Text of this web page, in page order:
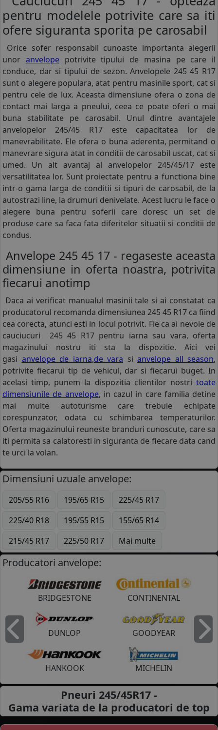
pentru modelele potrivite care sa iti
ofere siguranta sporita pe carosabil
Orice sofer responsabil cunoaste importanta alegerii
unor anvelopepotrivite tipului de masina pe care il
conduce, dar si tipului de sezon. Anvelopele 245 45 R17
sunt o alegere populara, atat pentru masinile sport, cat si
pentru cele de lux. Aceasta dimensiune ofera o zona de
contact mai larga a pneului, ceea ce poate oferi o mai
buna stabilitate pe carosabil. Unul dintre avantajele
anvelopelor 245/45 R17 este capacitatea lor de
manevrabilitate. Ele ofera o buna aderenta, permitand o
manevrare sigura atat in conditii de carosabil uscat, cat si
umed. Un alt avantaj al anvelopelor 245/45/17 este
versatilitatea lor. Sunt proiectate pentru a functiona bine
intr-o gama larga de conditii si tipuri de carosabil, de la
autostrazi line, la drumuri denivelate. Acest lucru le face o
alegere buna pentru soferii care doresc un set de
produse care sa faca fata diferitelor situatii si conditii de
condus.
Anvelope 245 45 17 - regaseste aceasta
dimensiune in oferta noastra, potrivita
fiecarui anotimp
Daca ai verificat manualul masinii tale si ai constatat ca
producatorul recomanda dimensiunea 245 45 R17 ca fiind
cea corecta, atunci esti in locul potrivit. Fie ca ai nevoie de
cauciucuri 245 45 R17 pentru iarna sau vara, oferta
magazinului nostru iti sta la dispozitie. Aici vei
gasi anvelope de iarna,de vara si anvelope all season,
potrivite fiecarui tip de vehicul, dar si fiecarui buget. In
acelasi timp, punem la dispozitia clientilor nostri toate
dimensiunile de anvelope, in cazul in care familia detine
mai multe autoturisme care trebuie echipate
corespunzator, odata cu schimbarea temperaturilor.
Oferta magazinului reuneste branduri cunoscute, care sa
iti permita sa calatoresti in siguranta de fiecare data cand
te urci la volan.
Dimensiuni uzuale anvelope:
205/55 R16 195/65 R15
225/45 R17
225/40 R18
195/55 R15
155/65 R14
215/45 R17
225/50 R17 Mai multe
Producatori anvelope:
BRIDGESTONE CONTINENTAL
DUNLOP GOODYEAR
HANKOOK MICHELIN
Inapoi
Pneuri 245/45R17 -
Gama variata de la producatori de top